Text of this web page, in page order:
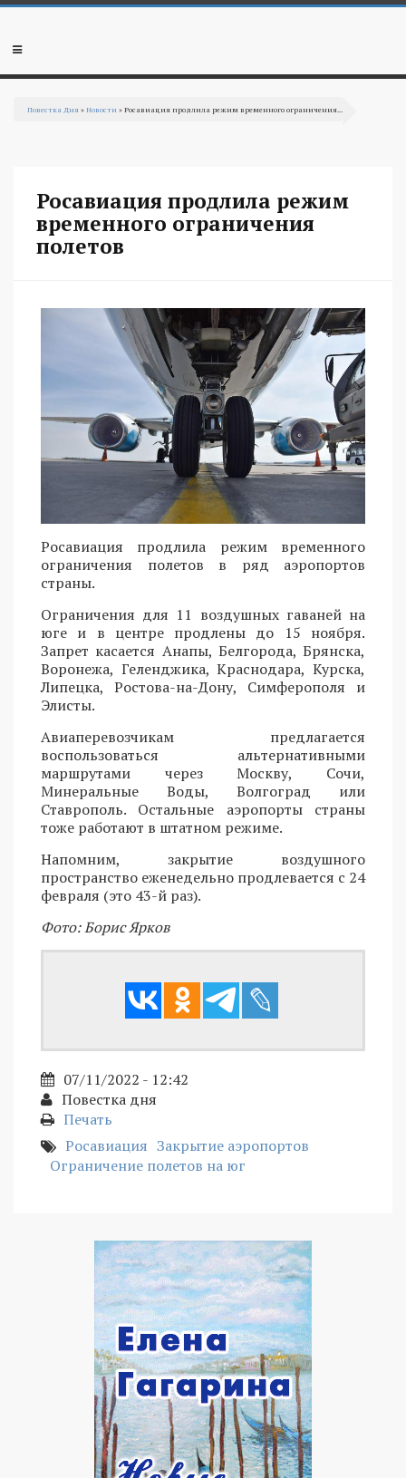
Перейти к основному содержанию
Мобильное
Повестка Дня »Новости » Росавиация продлила режим временного ограничения...
Росавиация продлила режим
временного ограничения
полетов
Росавиация продлила режим временного
ограничения полетов в ряд аэропортов
страны.
Ограничения для 11 воздушных гаваней на
юге и в центре продлены до 15 ноября.
Запрет касается Анапы, Белгорода, Брянска,
Воронежа, Геленджика, Краснодара, Курска,
Липецка, Ростова-на-Дону, Симферополя и
Элисты.
Авиаперевозчикам предлагается
воспользоваться альтернативными
маршрутами через Москву, Сочи,
Минеральные Воды, Волгоград или
Ставрополь. Остальные аэропорты страны
тоже работают в штатном режиме.
Напомним, закрытие воздушного
пространство еженедельно продлевается с 24
февраля (это 43-й раз).
Фото: Борис Ярков
07/11/2022 - 12:42
Повестка дня
Печать
Росавиация Закрытие аэропортов
Ограничение полетов на юг